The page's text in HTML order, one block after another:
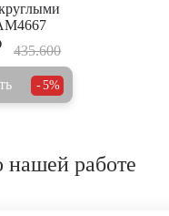
435.600
5%
нашей работе